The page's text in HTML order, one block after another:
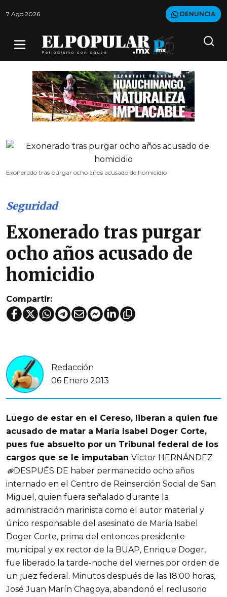
7 Ago 2026 DENUNCIA
Exonerado tras purgar ocho años acusado de homicidio
Seguridad
Exonerado tras purgar
ocho años acusado de
homicidio
Compartir:
Redacción
06 Enero 2013
Luego de estar en el Cereso, liberan a quien fue
acusado de matar a María Isabel Doger Corte,
pues fue absuelto por un Tribunal federal de los
cargos que se le imputaban Víctor HERNÁNDEZ
DESPUÉS DE haber permanecido ocho años
internado en el Centro de Reinserción Social de San
Miguel, quien fuera señalado durante la
administración marinista como el autor material y
único responsable del asesinato de María Isabel
Doger Corte, prima del entonces presidente
municipal y ex rector de la BUAP, Enrique Doger,
fue liberado la tarde-noche del viernes por orden de
un juez federal. Minutos después de las 18:00 horas,
José Juan Marín Chagoya, abandonó el reclusorio